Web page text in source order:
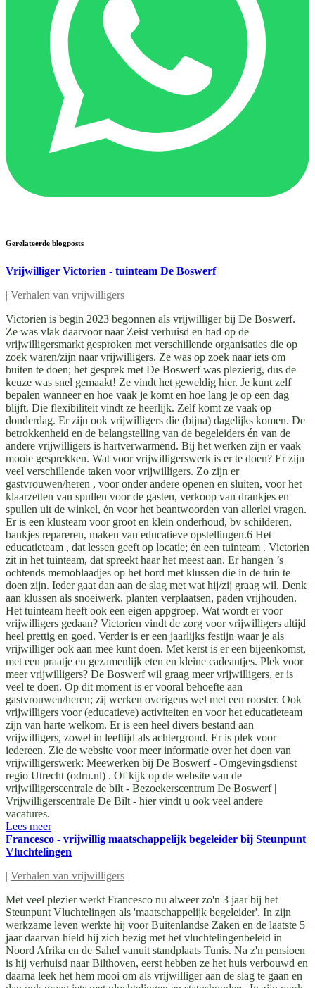
Gerelateerde blogposts
Vrijwilliger Victorien - tuinteam De Boswerf
| Verhalen van vrijwilligers
Victorien is begin 2023 begonnen als vrijwilliger bij De Boswerf.
Ze was vlak daarvoor naar Zeist verhuisd en had op de
vrijwilligersmarkt gesproken met verschillende organisaties die op
zoek waren/zijn naar vrijwilligers. Ze was op zoek naar iets om
buiten te doen; het gesprek met De Boswerf was plezierig, dus de
keuze was snel gemaakt! Ze vindt het geweldig hier. Je kunt zelf
bepalen wanneer en hoe vaak je komt en hoe lang je op een dag
blijft. Die flexibiliteit vindt ze heerlijk. Zelf komt ze vaak op
donderdag. Er zijn ook vrijwilligers die (bijna) dagelijks komen. De
betrokkenheid en de belangstelling van de begeleiders én van de
andere vrijwilligers is hartverwarmend. Bij het werken zijn er vaak
mooie gesprekken. Wat voor vrijwilligerswerk is er te doen? Er zijn
veel verschillende taken voor vrijwilligers. Zo zijn er
gastvrouwen/heren , voor onder andere openen en sluiten, voor het
klaarzetten van spullen voor de gasten, verkoop van drankjes en
spullen uit de winkel, én voor het beantwoorden van allerlei vragen.
Er is een klusteam voor groot en klein onderhoud, bv schilderen,
bankjes repareren, maken van educatieve opstellingen.6 Het
educatieteam , dat lessen geeft op locatie; én een tuinteam . Victorien
zit in het tuinteam, dat spreekt haar het meest aan. Er hangen ’s
ochtends memoblaadjes op het bord met klussen die in de tuin te
doen zijn. Ieder gaat dan aan de slag met wat hij/zij graag wil. Denk
aan klussen als snoeiwerk, planten verplaatsen, paden vrijhouden.
Het tuinteam heeft ook een eigen appgroep. Wat wordt er voor
vrijwilligers gedaan? Victorien vindt de zorg voor vrijwilligers altijd
heel prettig en goed. Verder is er een jaarlijks festijn waar je als
vrijwilliger ook aan mee kunt doen. Met kerst is er een bijeenkomst,
met een praatje en gezamenlijk eten en kleine cadeautjes. Plek voor
meer vrijwilligers? De Boswerf wil graag meer vrijwilligers, er is
veel te doen. Op dit moment is er vooral behoefte aan
gastvrouwen/heren; zij werken overigens wel met een rooster. Ook
vrijwilligers voor (educatieve) activiteiten en voor het educatieteam
zijn van harte welkom. Er is een heel divers bestand aan
vrijwilligers, zowel in leeftijd als achtergrond. Er is plek voor
iedereen. Zie de website voor meer informatie over het doen van
vrijwilligerswerk: Meewerken bij De Boswerf - Omgevingsdienst
regio Utrecht (odru.nl) . Of kijk op de website van de
vrijwilligerscentrale de bilt - Bezoekerscentrum De Boswerf |
Vrijwilligerscentrale De Bilt - hier vindt u ook veel andere
vacatures.
Lees meer
Francesco - vrijwillig maatschappelijk begeleider bij Steunpunt
Vluchtelingen
| Verhalen van vrijwilligers
Met veel plezier werkt Francesco nu alweer zo'n 3 jaar bij het
Steunpunt Vluchtelingen als 'maatschappelijk begeleider'. In zijn
werkzame leven werkte hij voor Buitenlandse Zaken en de laatste 5
jaar daarvan hield hij zich bezig met het vluchtelingenbeleid in
Noord Afrika en de Sahel vanuit standplaats Tunis. Na z'n pensioen
is hij verhuisd naar Bilthoven, eerst hebben ze het huis verbouwd en
daarna leek het hem mooi om als vrijwilliger aan de slag te gaan en